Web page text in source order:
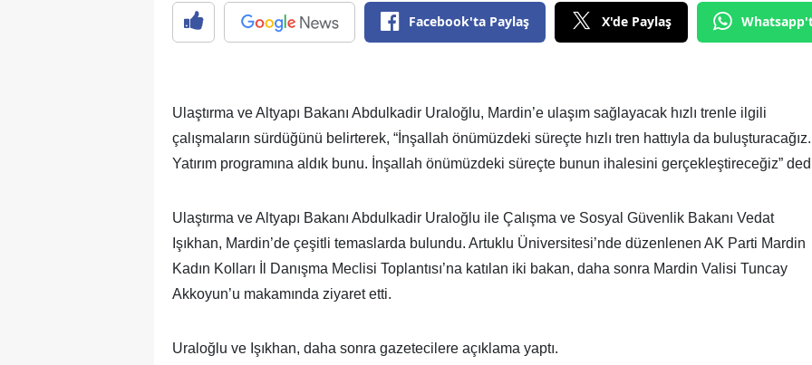
Facebook'ta Paylaş X'de Paylaş
Ulaştırma ve Altyapı Bakanı Abdulkadir Uraloğlu, Mardin’e ulaşım sağlayacak hızlı trenle ilgili
çalışmaların sürdüğünü belirterek, “İnşallah önümüzdeki süreçte hızlı tren hattıyla da buluşturacağız.
Yatırım programına aldık bunu. İnşallah önümüzdeki süreçte bunun ihalesini gerçekleştireceğiz”
Ulaştırma ve Altyapı Bakanı Abdulkadir Uraloğlu ile Çalışma ve Sosyal Güvenlik Bakanı Vedat
Işıkhan, Mardin’de çeşitli temaslarda bulundu. Artuklu Üniversitesi’nde düzenlenen AK Parti Mardin
Kadın Kolları İl Danışma Meclisi Toplantısı’na katılan iki bakan, daha sonra Mardin Valisi Tuncay
Akkoyun’u makamında ziyaret etti.
Uraloğlu ve Işıkhan, daha sonra gazetecilere açıklama yaptı.